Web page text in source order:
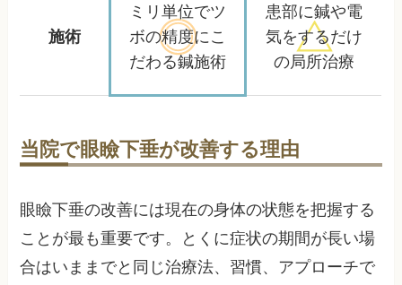
施術
ミリ単位でツ
ボの精度にこ
だわる鍼施術
患部に鍼や電
気をするだけ
の局所治療
当院で眼瞼下垂が改善する理由
眼瞼下垂の改善には現在の身体の状態を把握する
ことが最も重要です。とくに症状の期間が長い場
合はいままでと同じ治療法、習慣、アプローチで